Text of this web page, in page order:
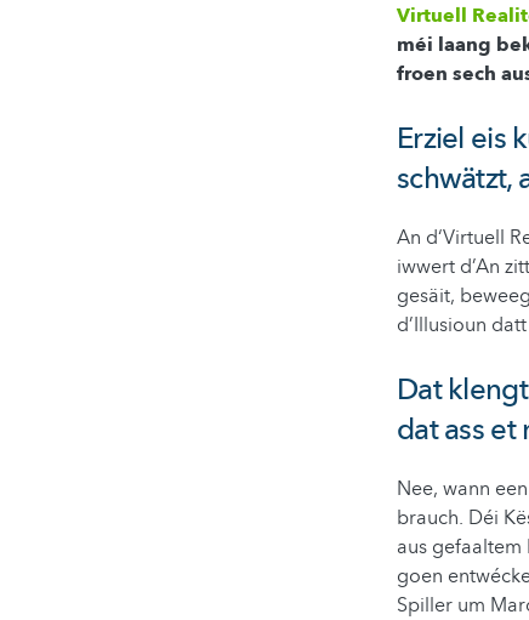
Virtuell
méi laang
froen sech
Erziel eis
schwätzt,
An d‘Virtuell
iwwert d’An
gesäit,
d’Illusioun
Dat
dat ass et
Nee, wann
brauch. Déi
aus gefaaltem
goen
Spiller um